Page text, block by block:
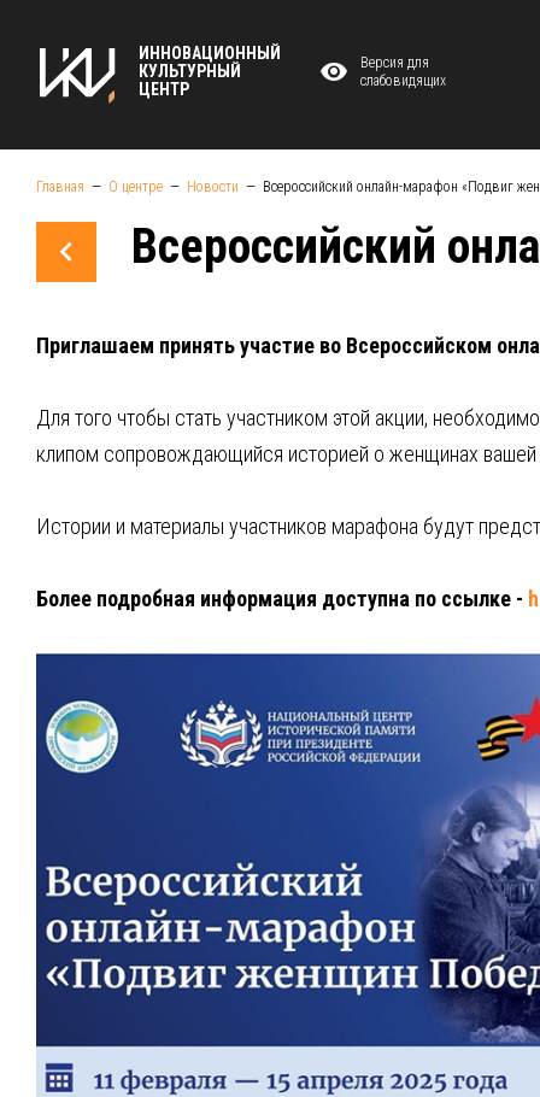
ИННОВАЦИОННЫЙ
КУЛЬТУРНЫЙ
ЦЕНТР
Версия для
слабовидящих
Главная О центре Новости Всероссийский онлайн-марафон «Подвиг
Всероссийский
Приглашаем принять участие во Всероссийском
Для того чтобы стать участником этой акции,
клипом сопровождающийся историей о женщинах
Истории и материалы участников марафона будут
Более подробная информация доступна по ссылке -